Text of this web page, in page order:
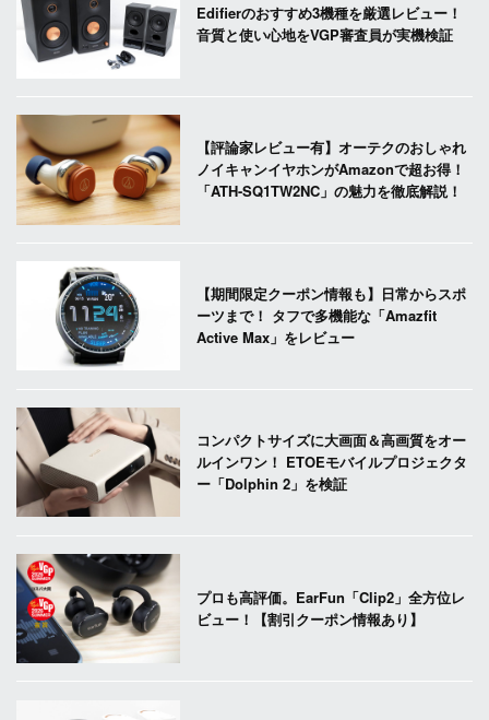
Edifierのおすすめ3機種を厳選レビュー！
音質と使い心地をVGP審査員が実機検証
【評論家レビュー有】オーテクのおしゃれ
ノイキャンイヤホンがAmazonで超お得！
「ATH-SQ1TW2NC」の魅力を徹底解説！
【期間限定クーポン情報も】日常からスポ
ーツまで！ タフで多機能な「Amazfit
Active Max」をレビュー
コンパクトサイズに大画面＆高画質をオー
ルインワン！ ETOEモバイルプロジェクタ
ー「Dolphin 2」を検証
プロも高評価。EarFun「Clip2」全方位レ
ビュー！【割引クーポン情報あり】